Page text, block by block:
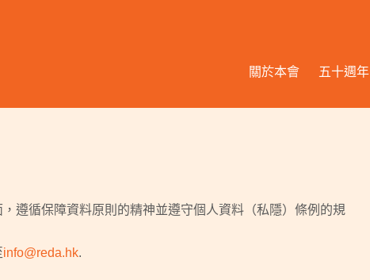
關於本會 五十週年
遵循保障資料原則的精神並遵守個人資料（私隱）條例的規
info@reda.hk.